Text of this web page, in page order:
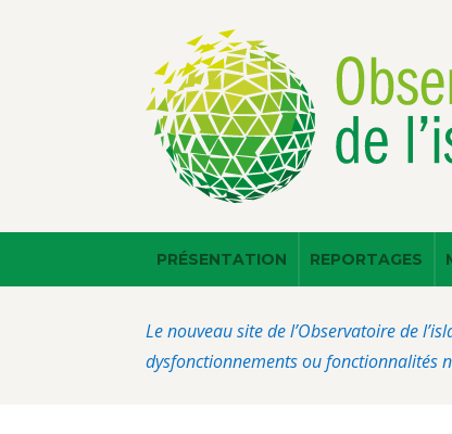
PRÉSENTATION REPORTAGES
Le nouveau site de l’Observatoire de
dysfonctionnements ou fonctionnalités